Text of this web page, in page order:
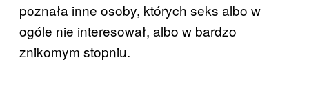
poznała inne osoby, których seks albo w
ogóle nie interesował, albo w bardzo
znikomym stopniu.